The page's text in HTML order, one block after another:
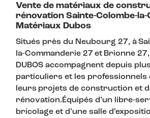
Vente de matériaux de
rénovation Sainte-Colombe-
Matériaux Dubos
Situés près du Neubourg 27, à
la-Commanderie 27 et Brionne
DUBOS accompagnent depuis
particuliers et les professionnels
leurs projets de construction et
rénovation.Équipés d’un libre-
bricolage et d’une salle